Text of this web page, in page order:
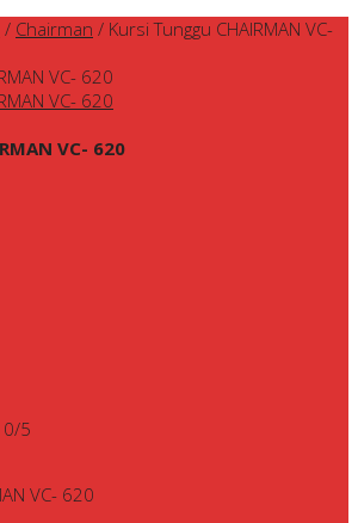
/ Chairman / Kursi Tunggu CHAIRMAN VC-
VC- 620
0/5
VC- 620